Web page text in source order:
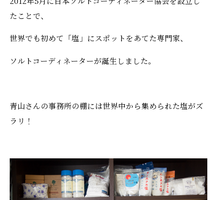
たことで、
世界でも初めて「塩」にスポットをあてた専門家、
ソルトコーディネーターが誕生しました。
青山さんの事務所の棚には世界中から集められた塩がズ
ラリ！